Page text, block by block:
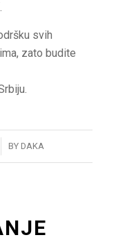
svih
zato budite
BY DAKA